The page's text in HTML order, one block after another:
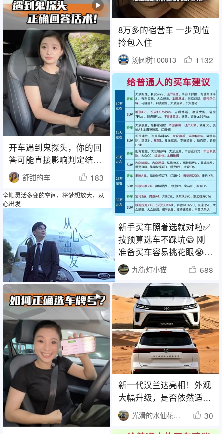
8万多的宿营车 一步到位
拎包入住
汤圆树100813 1132
开车遇到鬼探头，你的回
答可能直接影响判定结
果！舒甜的车 183
新手买车照着选就对啦✅
按预算选车不踩坑🙅 刚
准备买车容易挑花眼😭
整理了不同
九街灯小猫 588
全顺灵活多变的空间，将梦想放大，从
心出发
新一代汉兰达亮相！外观
大幅升级，是否依然适合
家用？
光滑的水仙花1442 30